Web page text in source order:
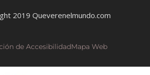
2019 Queverenelmundo.com
de AccesibilidadMapa Web